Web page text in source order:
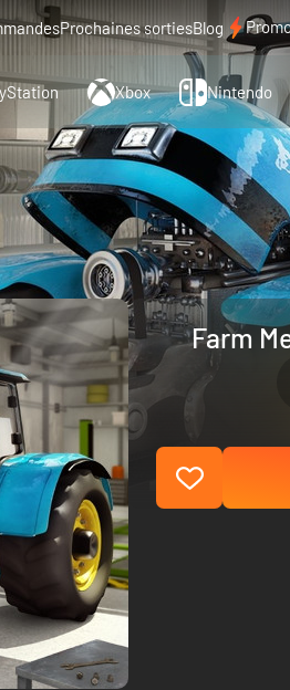
Prochaines sortiesBlog
Xbox Nintendo
Farm